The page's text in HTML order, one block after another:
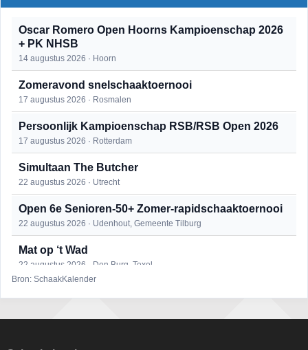
Oscar Romero Open Hoorns Kampioenschap 2026
+ PK NHSB
14 augustus 2026 · Hoorn
Zomeravond snelschaaktoernooi
17 augustus 2026 · Rosmalen
Persoonlijk Kampioenschap RSB/RSB Open 2026
17 augustus 2026 · Rotterdam
Simultaan The Butcher
22 augustus 2026 · Utrecht
Open 6e Senioren-50+ Zomer-rapidschaaktoernooi
22 augustus 2026 · Udenhout, Gemeente Tilburg
Mat op ‘t Wad
22 augustus 2026 · Den Burg, Texel
25 augustus 2026 · Bunschoten-Spakenburg
Bron: SchaakKalender